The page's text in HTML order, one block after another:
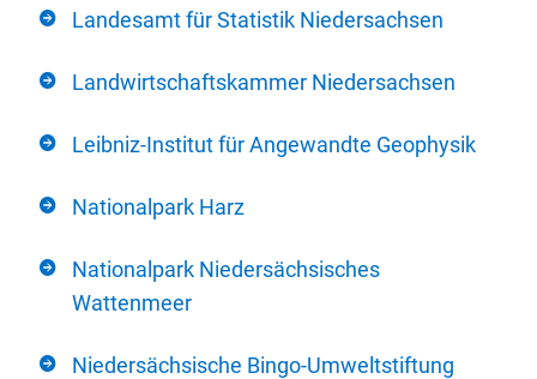
Landesamt für Statistik Niedersachsen
Landwirtschaftskammer Niedersachsen
Leibniz-Institut für Angewandte Geophysik
Nationalpark Harz
Nationalpark Niedersächsisches
Wattenmeer
Niedersächsische Bingo-Umweltstiftung